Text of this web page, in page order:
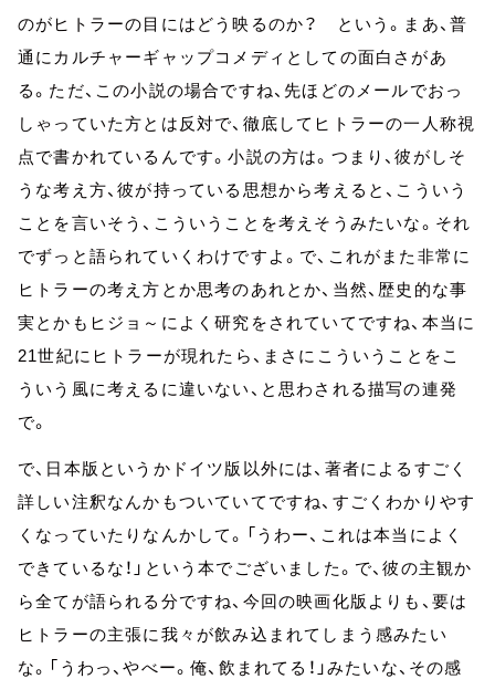
のがヒトラーの目にはどう映るのか？ という。まあ、普
通にカルチャーギャップコメディとしての面白さがあ
る。ただ、この小説の場合ですね、先ほどのメールでおっ
しゃっていた方とは反対で、徹底してヒトラーの一人称視
点で書かれているんです。小説の方は。つまり、彼がしそ
うな考え方、彼が持っている思想から考えると、こういう
ことを言いそう、こういうことを考えそうみたいな。それ
でずっと語られていくわけですよ。で、これがまた非常に
ヒトラーの考え方とか思考のあれとか、当然、歴史的な事
実とかもヒジョ～によく研究をされていてですね、本当に
21世紀にヒトラーが現れたら、まさにこういうことをこ
ういう風に考えるに違いない、と思わされる描写の連発
で。
で、日本版というかドイツ版以外には、著者によるすごく
詳しい注釈なんかもついていてですね、すごくわかりやす
くなっていたりなんかして。「うわー、これは本当によく
できているな！」という本でございました。で、彼の主観か
ら全てが語られる分ですね、今回の映画化版よりも、要は
ヒトラーの主張に我々が飲み込まれてしまう感みたい
な。「うわっ、やべー。俺、飲まれてる！」みたいな、その感